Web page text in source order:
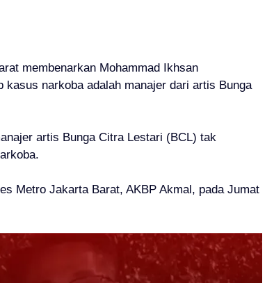
membenarkan Mohammad Ikhsan
narkoba adalah manajer dari artis Bunga
artis Bunga Citra Lestari (BCL) tak
Metro Jakarta Barat, AKBP Akmal, pada Jumat